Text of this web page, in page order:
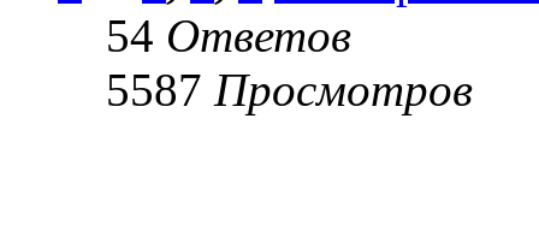
54 Ответов
5587 Просмотров